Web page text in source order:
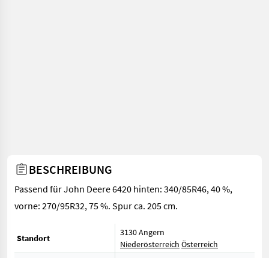
BESCHREIBUNG
Passend für John Deere 6420 hinten: 340/85R46, 40 %,
vorne: 270/95R32, 75 %. Spur ca. 205 cm.
Standort
3130 Angern
Niederösterreich Österreich